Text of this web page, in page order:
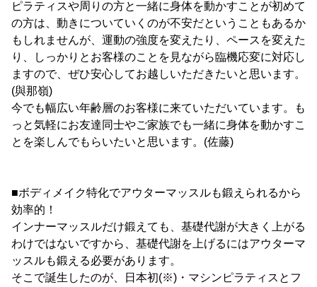
ピラティスや周りの方と一緒に身体を動かすことが初めて
の方は、動きについていくのが不安だということもあるか
もしれませんが、運動の強度を変えたり、ペースを変えた
り、しっかりとお客様のことを見ながら臨機応変に対応し
ますので、ぜひ安心してお越しいただきたいと思います。
(與那嶺)
今でも幅広い年齢層のお客様に来ていただいています。も
っと気軽にお友達同士やご家族でも一緒に身体を動かすこ
とを楽しんでもらいたいと思います。(佐藤)
■ボディメイク特化でアウターマッスルも鍛えられるから
効率的！
インナーマッスルだけ鍛えても、基礎代謝が大きく上がる
わけではないですから、基礎代謝を上げるにはアウターマ
ッスルも鍛える必要があります。
そこで誕生したのが、日本初(※)・マシンピラティスとフ